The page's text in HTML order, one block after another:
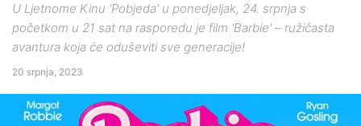
U Ljetnome Kinu 'Pobjeda' u ponedjeljak, 24. srpnja s
početkom u 21 sat na rasporedu je film 'Barbie' – ružičasta
avantura koja će oduševiti sve generacije!
20 srpnja, 2023